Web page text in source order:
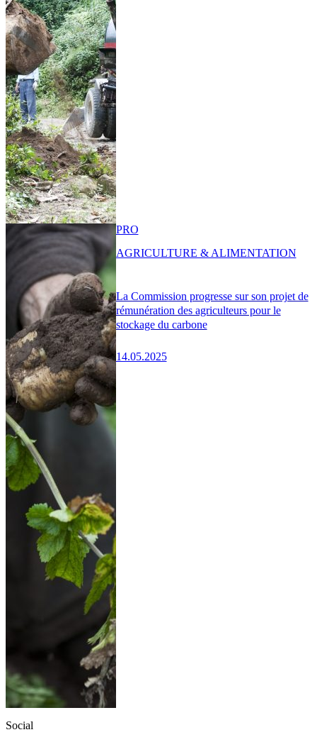
La Commission progresse sur son projet de
rémunération des agriculteurs pour le
stockage du carbone
14.05.2025
PRO
AGRICULTURE & ALIMENTATION
Social